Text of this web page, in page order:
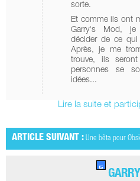
sorte.
Et comme ils ont
Garry's Mod, je
décider de ce
Après, je me
trouve, ils
personnes se
idées...
Lire la suite et
ARTICLE SUIVANT : Une bêta pour